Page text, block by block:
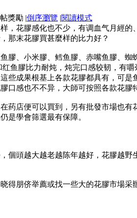
|倒序瀏覽 |閱讀模式
，花膠感化也不少，有调血气月經
那末花膠買甚麼样的比力好？
膠、小米膠、鳕鱼膠、赤嘴鱼膠、
鱼膠比力耐炖，炖完口感较韧，有
些成果根基上各款花膠都具有，可
口感也不不异，大師可按照各款花膠
药店便可以買到，另有批發市場也
是學會筛選最有保障。
個頭越大越老越陈年越好，花膠越野
得朋侪举薦或找一些大的花膠市場